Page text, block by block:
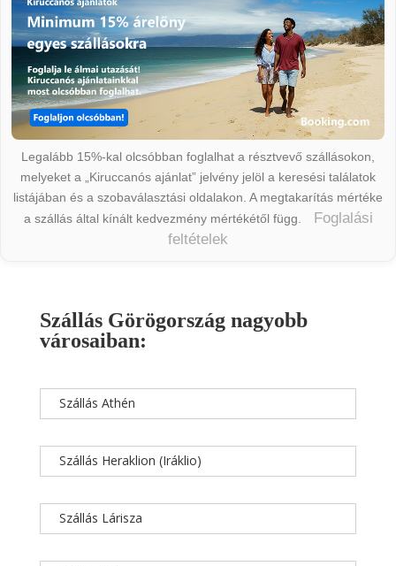
Legalább 15%-kal olcsóbban foglalhat a résztvevő szállásokon,
melyeket a „Kiruccanós ajánlat” jelvény jelöl a keresési találatok
listájában és a szobaválasztási oldalakon. A megtakarítás mértéke
a szállás által kínált kedvezmény mértékétől függ.
Foglalási
feltételek
Szállás Görögország nagyobb
városaiban:
Szállás Athén
Szállás Heraklion (Iráklio)
Szállás Lárisza